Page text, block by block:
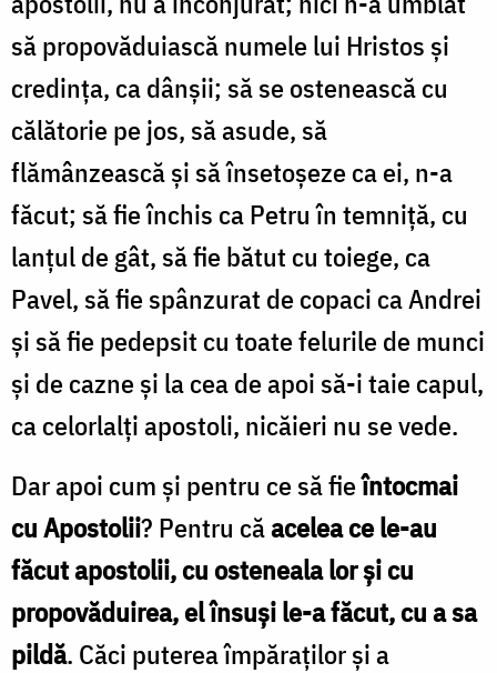
să propovăduiască numele lui Hristos și
credința, ca dânșii; să se ostenească cu
călătorie pe jos, să asude, să
flămânzească și să însetoșeze ca ei, n-a
făcut; să fie închis ca Petru în temniță, cu
lanțul de gât, să fie bătut cu toiege, ca
Pavel, să fie spânzurat de copaci ca Andrei
și să fie pedepsit cu toate felurile de munci
și de cazne și la cea de apoi să-i taie capul,
ca celorlalți apostoli, nicăieri nu se vede.
Dar apoi cum și pentru ce să fieîntocmai
cu Apostolii? Pentru căacelea ce le-au
făcut apostolii, cu osteneala lor și cu
propovăduirea, el însuși le-a făcut, cu a sa
pildă. Căci puterea împăraților și a